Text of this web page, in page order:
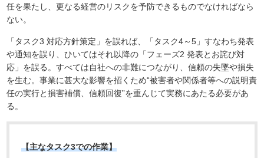
任を果たし、更なる経営のリスクを予防できるものでなければなら
ない。
「タスク3 対応方針策定」を誤れば、「タスク4～5」すなわち発表
や通知を誤り、ひいてはそれ以降の「フェーズ2 発表とお詫び対
応」を誤る。すべては自社への非難につながり、信頼の失墜や損失
を生む。事業に甚大な影響を招くため“被害者や関係者等への説明責
任の実行と損害補償、信頼回復”を重んじて実務にあたる必要があ
る。
【主なタスク3での作業】